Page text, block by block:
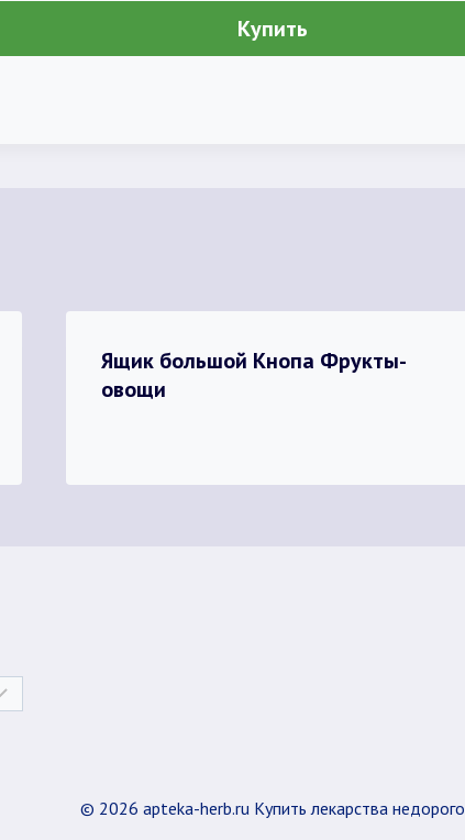
Купить
Ящик большой Кнопа Фрукты-
овощи
© 2026 apteka-herb.ru Купить лекарства недорого